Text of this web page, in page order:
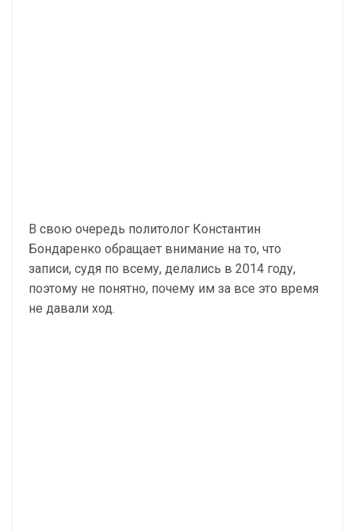
В свою очередь политолог Константин
Бондаренко обращает внимание на то, что
записи, судя по всему, делались в 2014 году,
поэтому не понятно, почему им за все это время
не давали ход.